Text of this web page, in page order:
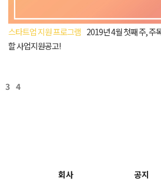
스타트업 지원 프로그램 2019년 4월 첫째 주, 주
할 사업지원공고!
3 4
회사
공지